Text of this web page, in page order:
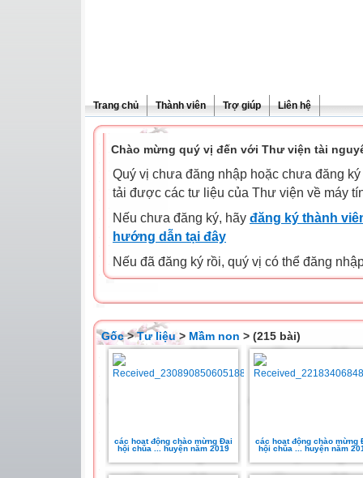
Trang chủ Thành viên Trợ giúp Liên hệ
Chào mừng quý vị đến với Thư viện tài
Quý vị chưa đăng nhập hoặc chưa đăng
tải được các tư liệu của Thư viện về máy
Nếu chưa đăng ký, hãy đăng ký thành
hướng dẫn tại đây
Nếu đã đăng ký rồi, quý vị có thể đăng
Gốc>Tư liệu> Mầm non > (215 bài)
các hoạt động chào mừng Đại
hội chúa ... huyện năm 2019
các hoạt động chào mừng
hội chúa ... huyện năm